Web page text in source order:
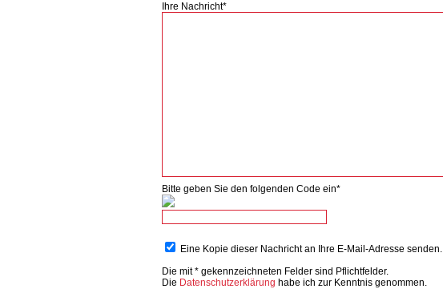
Ihre Nachricht*
Bitte geben Sie den folgenden Code ein*
Eine Kopie dieser Nachricht an Ihre E-Mail-Adresse senden.
Die mit * gekennzeichneten Felder sind Pflichtfelder.
Die Datenschutzerklärung habe ich zur Kenntnis genommen.